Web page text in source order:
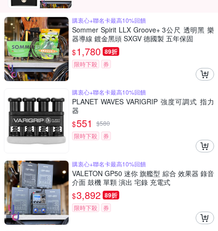
購衷心+聯名卡最高10%回饋
Sommer Spirit LLX Groove+ 3公尺 透明黑 樂
器導線 鍍金黑頭 SXGV 德國製 五年保固
$1,780 89折
限時下殺 券
購衷心+聯名卡最高10%回饋
PLANET WAVES VARIGRIP 強度可調式 指力
器
$551 $580
限時下殺
券
購衷心+聯名卡最高10%回饋
VALETON GP50 迷你 旗艦型 綜合 效果器 錄音
介面 鼓機 單顆 演出 宅錄 充電式
$3,892 89折
限時下殺 券